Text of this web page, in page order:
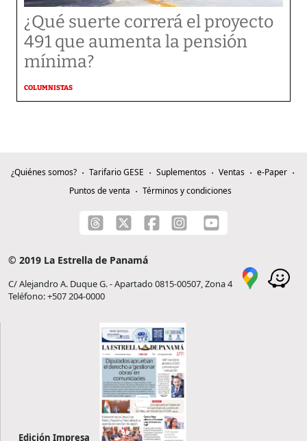
¿Qué suerte correrá el proyecto
491 que aumenta la pensión
mínima?
COLUMNISTAS
¿Quiénes somos? Tarifario GESE Suplementos Ventas
e-Paper
Puntos de venta
Términos y condiciones
© 2019 La Estrella de Panamá
C/ Alejandro A. Duque G. - Apartado 0815-00507, Zona 4
Teléfono: +507 204-0000
Edición Impresa